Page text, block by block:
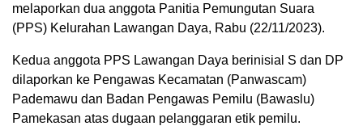
melaporkan dua anggota Panitia Pemungutan Suara
(PPS) Kelurahan Lawangan Daya, Rabu (22/11/2023).
Kedua anggota PPS Lawangan Daya berinisial S dan DP
dilaporkan ke Pengawas Kecamatan (Panwascam)
Pademawu dan Badan Pengawas Pemilu (Bawaslu)
Pamekasan atas dugaan pelanggaran etik pemilu.